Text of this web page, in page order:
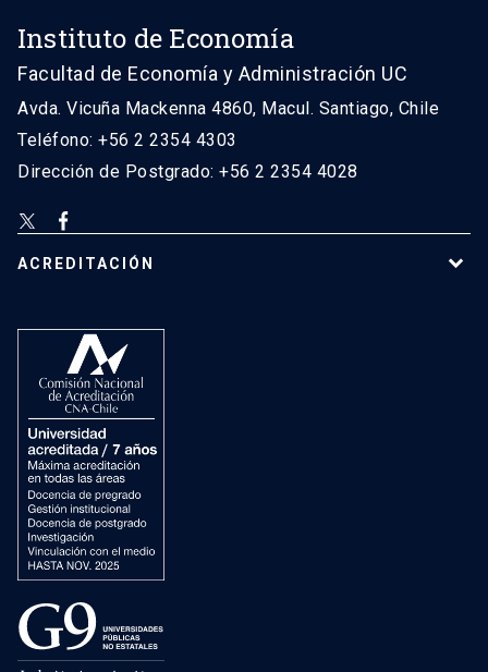
Instituto de Economía
Facultad de Economía y Administración UC
Avda. Vicuña Mackenna 4860, Macul. Santiago, Chile
Teléfono: +56 2 2354 4303
Dirección de Postgrado: +56 2 2354 4028
ACREDITACIÓN